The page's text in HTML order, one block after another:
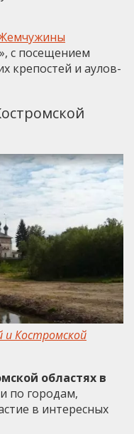
», с посещением
крепостей и аулов-
и Костромской
областях в
по городам,
в интересных